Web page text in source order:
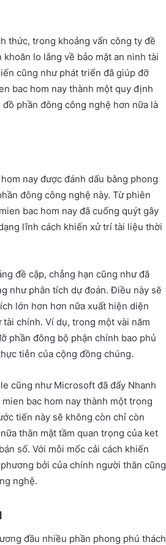
thức, trong khoảng vấn công ty đề
lo lắng về bảo mật an ninh tài
cũng như phát triển đã giúp đỡ
bac hom nay thành một quy định
phần đông công nghệ hơn nữa là
nay được đánh dấu bằng phong
đông công nghệ này. Từ phiên
bac hom nay đã cuống quýt gây
lĩnh cách khiến xử trí tài liệu thời
đề cập, chẳng hạn cũng như đã
như phân tích dự đoán. Điều này sẽ
lớn hơn hơn nữa xuất hiện diện
chính. Ví dụ, trong một vài năm
phần đông bộ phận chính bao phủ
tiễn của cộng đồng chúng.
cũng như Microsoft đã đẩy Nhanh
bac hom nay thành một trong
tiến này sẽ không còn chỉ còn
thân mật tầm quan trọng của ket
số. Với mỗi mốc cải cách khiến
bởi của chính người thân cũng
nghệ.
đầu nhiều phần phong phú thách